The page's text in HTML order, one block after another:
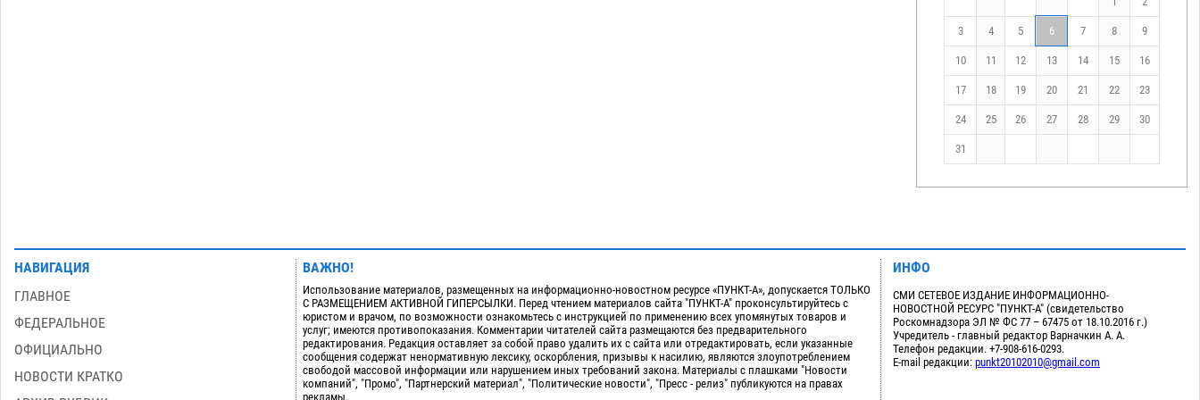
3 4 5 6 7 8 9
10 11 12 13 14 15 16
17 18 19 20 21 22 23
24 25 26 27 28 29 30
31
НАВИГАЦИЯ
ГЛАВНОЕ
ФЕДЕРАЛЬНОЕ
ОФИЦИАЛЬНО
НОВОСТИ КРАТКО
ВАЖНО!
Использование материалов, размещенных на информационно-новостном ресурсе «ПУНКТ-А», допускается ТОЛЬКО
С РАЗМЕЩЕНИЕМ АКТИВНОЙ ГИПЕРСЫЛКИ. Перед чтением материалов сайта "ПУНКТ-А" проконсультируйтесь с
юристом и врачом, по возможности ознакомьтесь с инструкцией по применению всех упомянутых товаров и
услуг; имеются противопоказания. Комментарии читателей сайта размещаются без предварительного
редактирования. Редакция оставляет за собой право удалить их с сайта или отредактировать, если указанные
сообщения содержат ненормативную лексику, оскорбления, призывы к насилию, являются злоупотреблением
свободой массовой информации или нарушением иных требований закона. Материалы с плашками "Новости
компаний", "Промо", "Партнерский материал", "Политические новости", "Пресс - релиз" публикуются на правах
рекламы.
ИНФО
СМИ СЕТЕВОЕ ИЗДАНИЕ ИНФОРМАЦИОННО-
НОВОСТНОЙ РЕСУРС "ПУНКТ-А" (свидетельство
Роскомнадзора ЭЛ № ФС 77 – 67475 от 18.10.2016 г.)
Учредитель - главный редактор Варначкин А. А.
Телефон редакции. +7-908-616-0293.
E-mail редакции: punkt20102010@gmail.com